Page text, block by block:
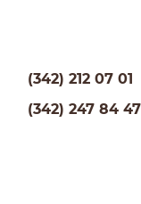
(342) 212 07 01
(342) 247 84 47